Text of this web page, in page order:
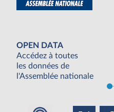
OPEN DATA
Accédez à toutes
les données de
l'Assemblée nationale